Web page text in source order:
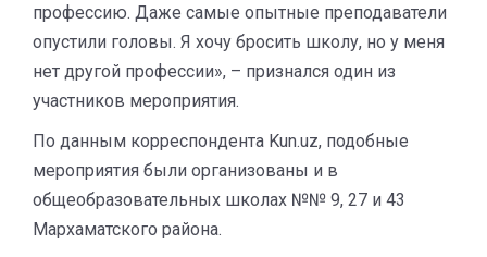
профессию. Даже самые опытные преподаватели
опустили головы. Я хочу бросить школу, но у меня
нет другой профессии», – признался один из
участников мероприятия.
По данным корреспондента Kun.uz, подобные
мероприятия были организованы и в
общеобразовательных школах №№ 9, 27 и 43
Мархаматского района.